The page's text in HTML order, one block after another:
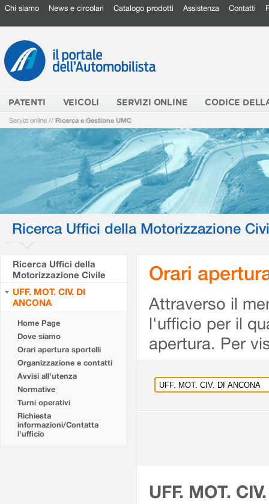
Chi siamo News e circolari Catalogo prodotti Assistenza Contatti
PATENTI VEICOLI SERVIZI ONLINE CODICE
Servizi online // Ricerca e Gestione UMC
Ricerca Uffici della Motorizzazione
Ricerca Uffici della
Motorizzazione Civile
UFF. MOT. CIV. DI
ANCONA
Home Page
Dove siamo
Orari apertura sportelli
Organizzazione e contatti
Avvisi all'utenza
Normative
Turni operativi
Richiesta
informazioni/Contatta
l'ufficio
Orari
Attraverso il
l'ufficio per il
apertura. Per
UFF. MOT.